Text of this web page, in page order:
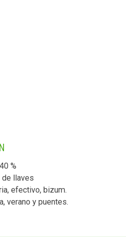
%
de llaves
efectivo, bizum.
verano y puentes.